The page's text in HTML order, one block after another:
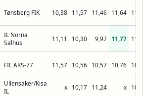
Tønsberg FIK 10,38 11,57 11,46 11,64
IL Norna
Salhus
11,11 10,30 9,97 11,77
FIL AKS-77 11,57 10,56 10,57 10,76
Ullensaker/Kisa
IL
x 10,17 11,24 x